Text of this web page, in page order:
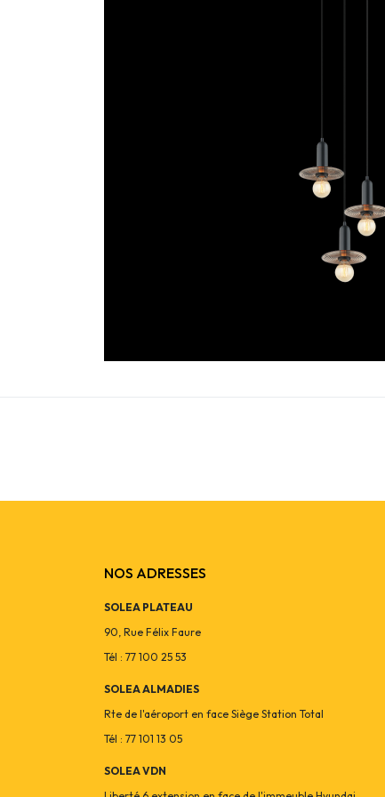
NOS ADRESSES
SOLEA PLATEAU
90, Rue Félix Faure
Tél : 77 100 25 53
SOLEA ALMADIES
Rte de l'aéroport en face Siège Station Total
Tél : 77 101 13 05
SOLEA VDN